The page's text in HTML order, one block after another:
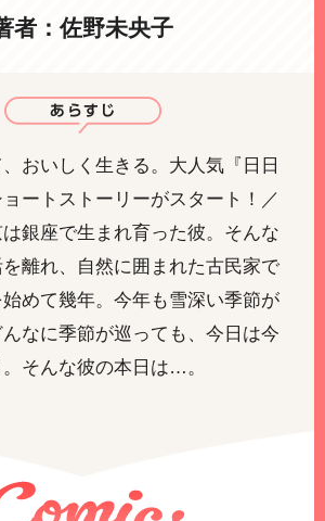
者：佐野未央子
おいしく生きる。大人気『日日
ートストーリーがスタート！／
銀座で生まれ育った彼。そんな
離れ、自然に囲まれた古民家で
めて幾年。今年も雪深い季節が
なに季節が巡っても、今日は今
そんな彼の本日は…。